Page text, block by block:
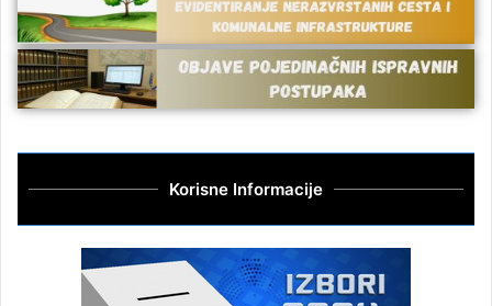
Korisne Informacije